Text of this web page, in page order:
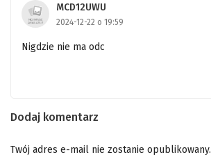
MCD12UWU
2024-12-22 o 19:59
Nigdzie nie ma odc
Dodaj komentarz
Twój adres e-mail nie zostanie opublikowany.